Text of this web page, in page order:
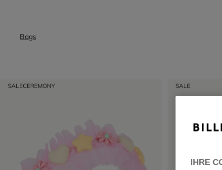
Bags
SALECEREMONY SALE
IHRE